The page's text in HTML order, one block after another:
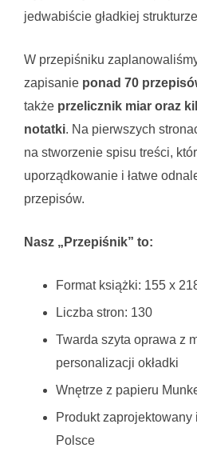
jedwabiście gładkiej
W przepiśniku
zapisanie ponad 70
także przelicznik miar oraz
notatki. Na pierwszych
na stworzenie spisu treści,
uporządkowanie i łatwe
przepisów.
Nasz „Przepiśnik” to:
Format książki: 155 x
Liczba stron: 130
Twarda szyta oprawa z
personalizacji okładki
Wnętrze z papieru
Produkt
Polsce